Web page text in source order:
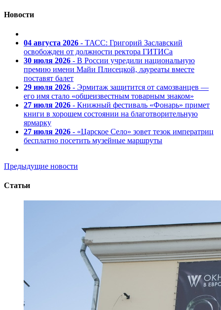
Новости
04 августа 2026 - ТАСС: Григорий Заславский
освобожден от должности ректора ГИТИСа
30 июля 2026 - В России учредили национальную
премию имени Майи Плисецкой, лауреаты вместе
поставят балет
29 июля 2026 - Эрмитаж защитится от самозванцев —
его имя стало «общеизвестным товарным знаком»
27 июля 2026 - Книжный фестиваль «Фонарь» примет
книги в хорошем состоянии на благотворительную
ярмарку
27 июля 2026 - «Царское Село» зовет тезок императриц
бесплатно посетить музейные маршруты
Предыдущие новости
Статьи